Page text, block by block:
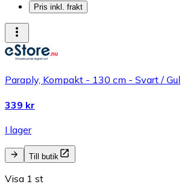
Pris inkl. frakt
Paraply, Kompakt - 130 cm - Svart / Gul
339 kr
I lager
Till butik
Visa 1 st